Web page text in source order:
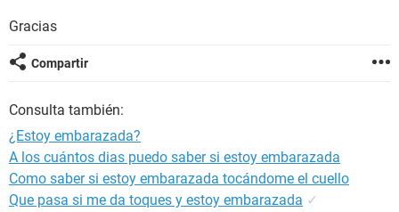
Gracias
Compartir
Consulta también:
¿Estoy embarazada?
A los cuántos dias puedo saber si estoy embarazada
Como saber si estoy embarazada tocándome el cuello
Que pasa si me da toques y estoy embarazada ✓